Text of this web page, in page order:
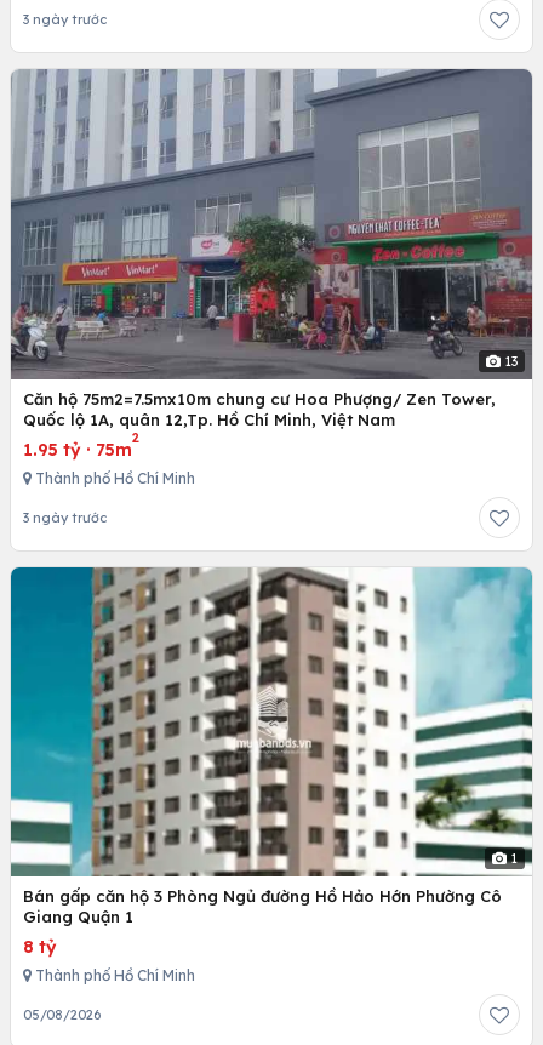
3 ngày trước
13
Căn hộ 75m2=7.5mx10m chung cư Hoa Phượng/ Zen Tower,
Quốc lộ 1A, quân 12,Tp. Hồ Chí Minh, Việt Nam
1.95 tỷ · 75m
2
Thành phố Hồ Chí Minh
3 ngày trước
1
Bán gấp căn hộ 3 Phòng Ngủ đường Hồ Hảo Hớn Phường Cô
Giang Quận 1
8 tỷ
Thành phố Hồ Chí Minh
05/08/2026